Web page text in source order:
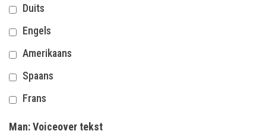
Duits
Engels
Amerikaans
Spaans
Frans
Man: Voiceover tekst